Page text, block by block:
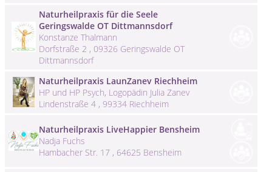
Naturheilpraxis für die Seele
Geringswalde OT Dittmannsdorf
Konstanze Thalmann
Dorfstraße 2 , 09326 Geringswalde OT
Dittmannsdorf
Naturheilpraxis LaunZanev Riechheim
HP und HP Psych, Logopädin Julia Zanev
Lindenstraße 4 , 99334 Riechheim
Naturheilpraxis LiveHappier Bensheim
Nadja Fuchs
Hambacher Str. 17 , 64625 Bensheim